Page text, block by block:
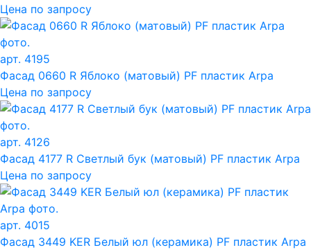
Цена по запросу
арт. 4195
Фасад 0660 R Яблоко (матовый) PF пластик Arpa
Цена по запросу
арт. 4126
Фасад 4177 R Светлый бук (матовый) PF пластик Arpa
Цена по запросу
арт. 4015
Фасад 3449 KER Белый юл (керамика) PF пластик Arpa